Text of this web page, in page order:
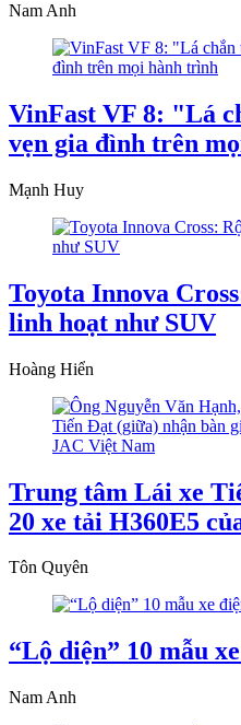
Nam Anh
VinFast VF 8: "Lá
vẹn gia đình trên
Mạnh Huy
Toyota Innova
linh hoạt như SUV
Hoàng Hiển
Trung tâm Lái xe
20 xe tải H360E5
Tôn Quyên
“Lộ diện” 10 mẫu
Nam Anh